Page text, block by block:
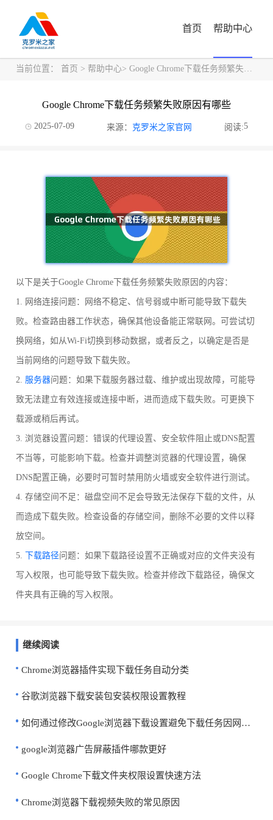
首页 帮助中心
当前位置： 首页 > 帮助中心> Google Chrome下载任务频繁失败原因有哪些
Google Chrome下载任务频繁失败原因有哪些
2025-07-09 来源： 克罗米之家官网 阅读:5
以下是关于Google Chrome下载任务频繁失败原因的内容：
1. 网络连接问题：网络不稳定、信号弱或中断可能导致下载失
败。检查路由器工作状态，确保其他设备能正常联网。可尝试切
换网络，如从Wi-Fi切换到移动数据，或者反之，以确定是否是
当前网络的问题导致下载失败。
2. 服务器问题：如果下载服务器过载、维护或出现故障，可能导
致无法建立有效连接或连接中断，进而造成下载失败。可更换下
载源或稍后再试。
3. 浏览器设置问题：错误的代理设置、安全软件阻止或DNS配置
不当等，可能影响下载。检查并调整浏览器的代理设置，确保
DNS配置正确，必要时可暂时禁用防火墙或安全软件进行测试。
4. 存储空间不足：磁盘空间不足会导致无法保存下载的文件，从
而造成下载失败。检查设备的存储空间，删除不必要的文件以释
放空间。
5. 下载路径问题：如果下载路径设置不正确或对应的文件夹没有
写入权限，也可能导致下载失败。检查并修改下载路径，确保文
件夹具有正确的写入权限。
继续阅读
Chrome浏览器插件实现下载任务自动分类
谷歌浏览器下载安装包安装权限设置教程
如何通过修改Google浏览器下载设置避免下载任务因网络问题失败
google浏览器广告屏蔽插件哪款更好
Google Chrome下载文件夹权限设置快速方法
Chrome浏览器下载视频失败的常见原因